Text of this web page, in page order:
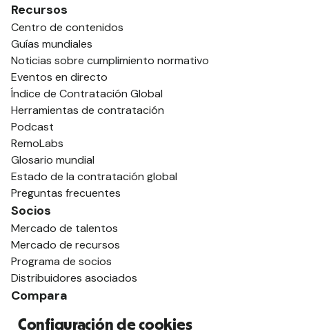
Recursos
Centro de contenidos
Guías mundiales
Noticias sobre cumplimiento normativo
Eventos en directo
Índice de Contratación Global
Herramientas de contratación
Podcast
RemoLabs
Glosario mundial
Estado de la contratación global
Preguntas frecuentes
Socios
Mercado de talentos
Mercado de recursos
Programa de socios
Distribuidores asociados
Compara
Configuración de cookies